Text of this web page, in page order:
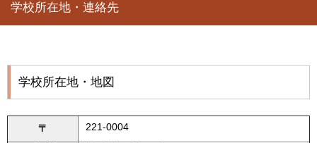
学校所在地・連絡先
学校所在地・地図
〒
221-0004